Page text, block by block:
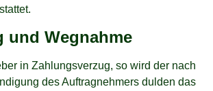
und Wegnahme
in Zahlungsverzug, so wird der nach
des Auftragnehmers dulden das